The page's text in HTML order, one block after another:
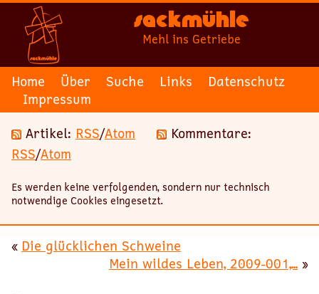
Sackmühle
Mehl ins Getriebe
Home Über Suche Links
Datenschutz
Impressum
Artikel: RSS/Atom
Kommentare:
RSS/Atom
Es werden keine verfolgenden, sondern nur technisch
notwendige Cookies eingesetzt.
« Die glücklichen Schweine
Mein wildes Leben, 2009-001,... »